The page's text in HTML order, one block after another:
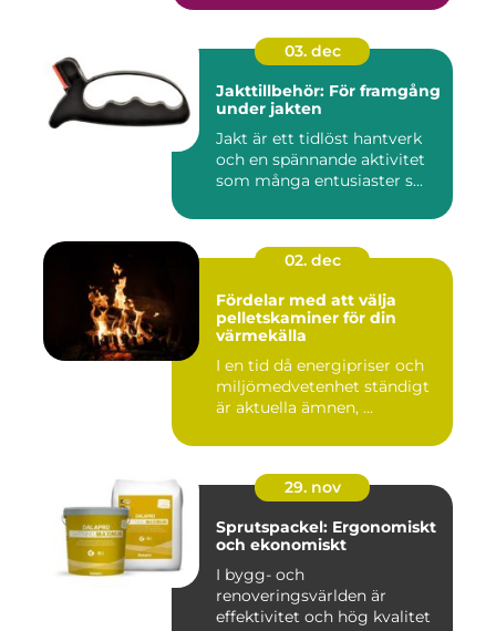
03. dec
Jakttillbehör: För framgång
under jakten
Jakt är ett tidlöst hantverk
och en spännande aktivitet
som många entusiaster s...
02. dec
Fördelar med att välja
pelletskaminer för din
värmekälla
I en tid då energipriser och
miljömedvetenhet ständigt
är aktuella ämnen, ...
29. nov
Sprutspackel: Ergonomiskt
och ekonomiskt
I bygg- och
renoveringsvärlden är
effektivitet och hög kvalitet